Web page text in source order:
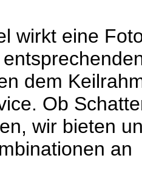
wirkt eine
dem
Ob
wir bieten
an